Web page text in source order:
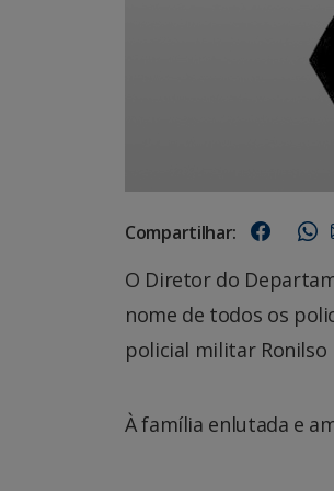
Compartilhar:
O Diretor do
nome de todos os
policial militar Ronilso
À família enlutada e